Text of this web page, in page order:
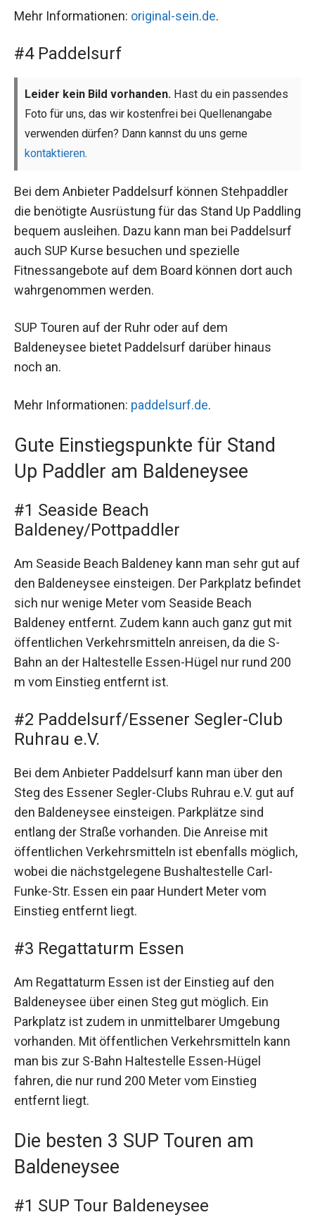
Mehr Informationen: original-sein.de.
#4 Paddelsurf
Leider kein Bild vorhanden. Hast du ein passendes
Foto für uns, das wir kostenfrei bei Quellenangabe
verwenden dürfen? Dann kannst du uns gerne
kontaktieren.
Bei dem Anbieter Paddelsurf können Stehpaddler
die benötigte Ausrüstung für das Stand Up Paddling
bequem ausleihen. Dazu kann man bei Paddelsurf
auch SUP Kurse besuchen und spezielle
Fitnessangebote auf dem Board können dort auch
wahrgenommen werden.
SUP Touren auf der Ruhr oder auf dem
Baldeneysee bietet Paddelsurf darüber hinaus
noch an.
Mehr Informationen: paddelsurf.de.
Gute Einstiegspunkte für Stand
Up Paddler am Baldeneysee
#1 Seaside Beach
Baldeney/Pottpaddler
Am Seaside Beach Baldeney kann man sehr gut auf
den Baldeneysee einsteigen. Der Parkplatz befindet
sich nur wenige Meter vom Seaside Beach
Baldeney entfernt. Zudem kann auch ganz gut mit
öffentlichen Verkehrsmitteln anreisen, da die S-
Bahn an der Haltestelle Essen-Hügel nur rund 200
m vom Einstieg entfernt ist.
#2 Paddelsurf/Essener Segler-Club
Ruhrau e.V.
Bei dem Anbieter Paddelsurf kann man über den
Steg des Essener Segler-Clubs Ruhrau e.V. gut auf
den Baldeneysee einsteigen. Parkplätze sind
entlang der Straße vorhanden. Die Anreise mit
öffentlichen Verkehrsmitteln ist ebenfalls möglich,
wobei die nächstgelegene Bushaltestelle Carl-
Funke-Str. Essen ein paar Hundert Meter vom
Einstieg entfernt liegt.
#3 Regattaturm Essen
Am Regattaturm Essen ist der Einstieg auf den
Baldeneysee über einen Steg gut möglich. Ein
Parkplatz ist zudem in unmittelbarer Umgebung
vorhanden. Mit öffentlichen Verkehrsmitteln kann
man bis zur S-Bahn Haltestelle Essen-Hügel
fahren, die nur rund 200 Meter vom Einstieg
entfernt liegt.
Die besten 3 SUP Touren am
Baldeneysee
#1 SUP Tour Baldeneysee